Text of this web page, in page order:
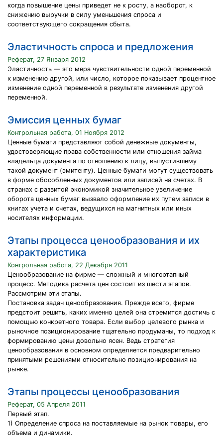
когда повышение цены приведет не к росту, а наоборот, к
снижению выручки в силу уменьшения спроса и
соответствующего сокращения сбыта.
Эластичность спроса и предложения
Реферат, 27 Января 2012
Эластичность — это мера чувствительности одной переменной
к изменению другой, или число, которое показывает процентное
изменение одной переменной в результате изменения другой
переменной.
Эмиссия ценных бумаг
Контрольная работа, 01 Ноября 2012
Ценные бумаги представляют собой денежные документы,
удостоверяющие права собственности или отношения займа
владельца документа по отношению к лицу, выпустившему
такой документ (эмитенту). Ценные бумаги могут существовать
в форме обособленных документов или записей на счетах. В
странах с развитой экономикой значительное увеличение
оборота ценных бумаг вызвало оформление их путем записи в
книгах учета и счетах, ведущихся на магнитных или иных
носителях информации.
Этапы процесса ценообразования и их
характеристика
Контрольная работа, 22 Декабря 2011
Ценообразование на фирме — сложный и многоэтапный
процесс. Методика расчета цен состоит из шести этапов.
Рассмотрим эти этапы.
Постановка задач ценообразования. Прежде всего, фирме
предстоит решить, каких именно целей она стремится достичь с
помощью конкретного товара. Если выбор целевого рынка и
рыночное позиционирование тщательно продуманы, то подход к
формированию цены довольно ясен. Ведь стратегия
ценообразования в основном определяется предварительно
принятыми решениями относительно позиционирования на
рынке.
Этапы процессы ценообразования
Реферат, 05 Апреля 2011
Первый этап.
1) Определение спроса на поставляемые на рынок товары, его
объема и динамики.